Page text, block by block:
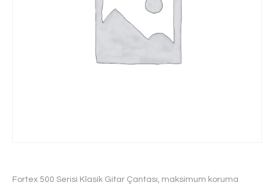
Fortex 500 Serisi Klasik Gitar Çantası, maksimum koruma